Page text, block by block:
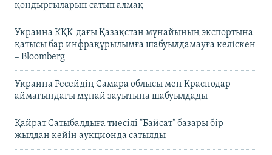
қондырғыларын сатып алмақ
Украина КҚК-дағы Қазақстан мұнайының экспортына
қатысы бар инфрақұрылымға шабуылдамауға келіскен
– Bloomberg
Украина Ресейдің Самара облысы мен Краснодар
аймағындағы мұнай зауытына шабуылдады
Қайрат Сатыбалдыға тиесілі "Байсат" базары бір
жылдан кейін аукционда сатылды